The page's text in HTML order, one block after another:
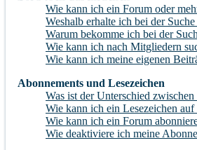
Wie kann ich ein Forum oder
Weshalb erhalte ich bei der
Warum bekomme ich bei der
Wie kann ich nach Mitgliedern
Wie kann ich meine eigenen
Abonnements und Lesezeichen
Was ist der Unterschied
Wie kann ich ein Lesezeichen
Wie kann ich ein Forum
Wie deaktiviere ich meine